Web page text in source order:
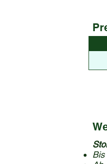
Bis